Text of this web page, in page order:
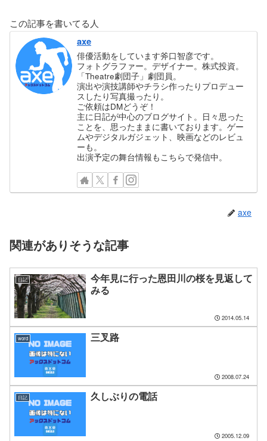
この記事を書いてる人
axe
俳優活動をしています斧口智彦です。
フォトグラファー。デザイナー。株式投資。
「Theatre劇団子」劇団員。
演出や演技講師やチラシ作ったりプロデュー
スしたり写真撮ったり。
ご依頼はDMどうぞ！
主に日記が中心のブログサイト。日々思った
ことを、思ったままに書いております。ゲー
ムやデジタルガジェット、映画などのレビュ
ーも。
出演予定の舞台情報もこちらで発信中。
axe
関連がありそうな記事
日記
今年見に行った恩田川の桜を見返して
みる
2014.05.14
word 三叉路
2008.07.24
日記 久しぶりの電話
2005.12.09